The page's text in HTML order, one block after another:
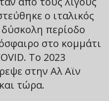
ο ιταλικός
περίοδο
στο κομμάτι
Το 2023
στην Αλ Αϊν
τώρα.